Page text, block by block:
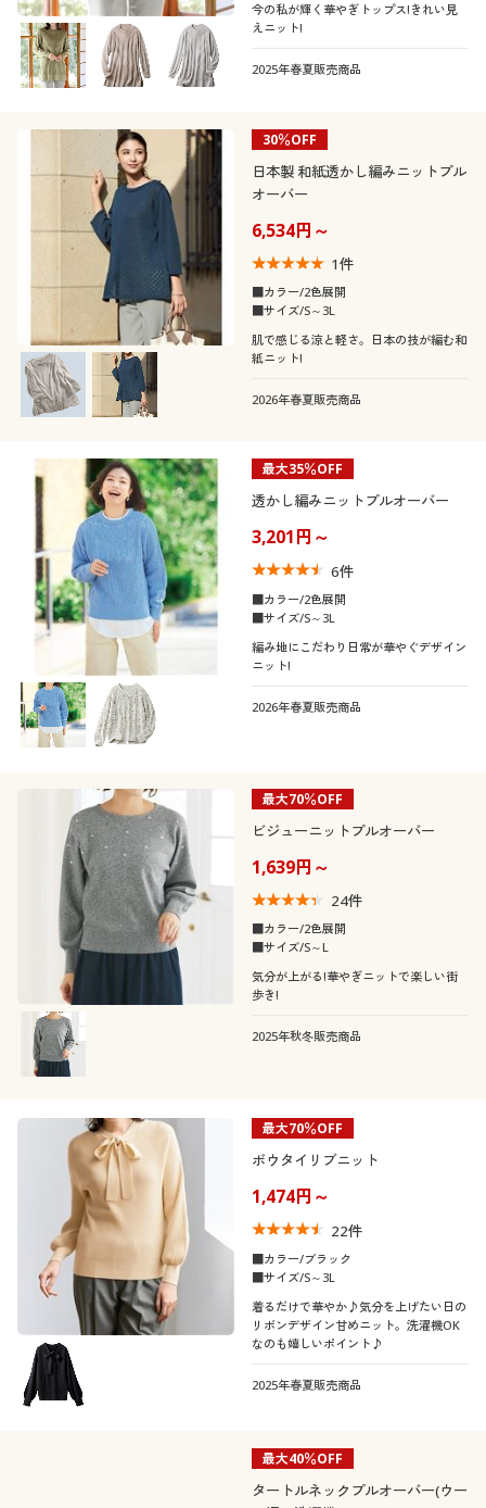
今の私が輝く華やぎトップス!きれい見
えニット!
2025年春夏販売商品
30％OFF
日本製 和紙透かし編みニットプル
オーバー
6,534円～
1件
■カラー/2色展開
■サイズ/S～3L
肌で感じる涼と軽さ。日本の技が編む和
紙ニット!
2026年春夏販売商品
最大35％OFF
透かし編みニットプルオーバー
3,201円～
6件
■カラー/2色展開
■サイズ/S～3L
編み地にこだわり日常が華やぐデザイン
ニット!
2026年春夏販売商品
最大70％OFF
ビジューニットプルオーバー
1,639円～
24件
■カラー/2色展開
■サイズ/S～L
気分が上がる!華やぎニットで楽しい街
歩き!
2025年秋冬販売商品
最大70％OFF
ボウタイリブニット
1,474円～
22件
■カラー/ブラック
■サイズ/S～3L
着るだけで華やか♪気分を上げたい日の
リボンデザイン甘めニット。洗濯機OK
なのも嬉しいポイント♪
2025年春夏販売商品
最大40％OFF
タートルネックプルオーバー(ウー